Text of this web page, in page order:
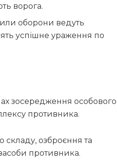
ворога.
оборони ведуть
успішне ураження по
зосередження особового
противника.
складу, озброєння та
противника.